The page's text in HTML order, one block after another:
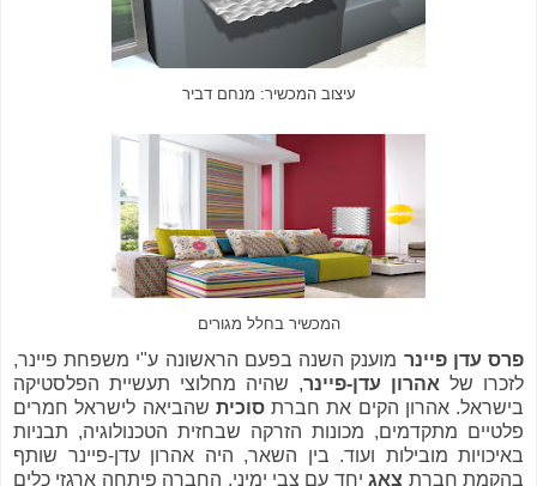
עיצוב המכשיר: מנחם דביר
המכשיר בחלל מגורים
פרס עדן פיינר מוענק השנה בפעם הראשונה ע"י משפחת פיינר,
לזכרו של אהרון עדן-פיינר, שהיה מחלוצי תעשיית הפלסטיקה
בישראל. אהרון הקים את חברתסוכית שהביאה לישראל חמרים
פלטיים מתקדמים, מכונות הזרקה שבחזית הטכנולוגיה, תבניות
באיכויות מובילות ועוד. בין השאר, היה אהרון עדן-פיינר שותף
בהקמת חברת צאגיחד עם צבי ימיני. החברה פיתחה ארגזי כלים